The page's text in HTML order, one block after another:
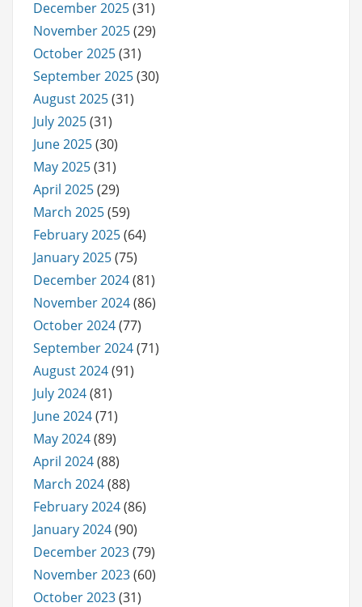
December 2025(31)
November 2025(29)
October 2025(31)
September 2025(30)
August 2025(31)
July 2025(31)
June 2025(30)
May 2025(31)
April 2025(29)
March 2025(59)
February 2025(64)
January 2025(75)
December 2024(81)
November 2024(86)
October 2024(77)
September 2024(71)
August 2024(91)
July 2024(81)
June 2024(71)
May 2024(89)
April 2024(88)
March 2024(88)
February 2024(86)
January 2024(90)
December 2023(79)
November 2023(60)
October 2023(31)